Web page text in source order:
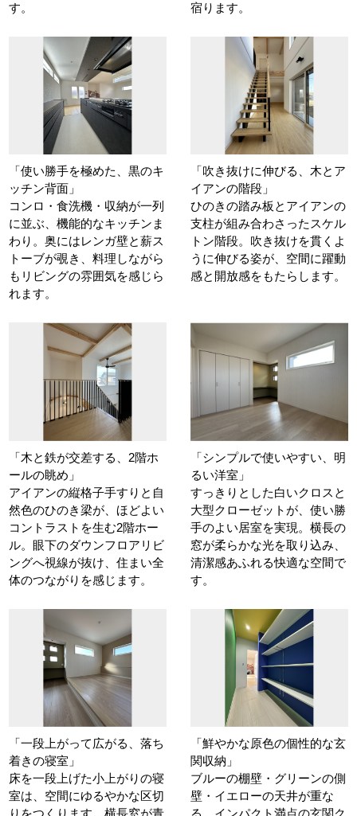
す。 宿ります。
「使い勝手を極めた、黒のキ
ッチン背面」
コンロ・食洗機・収納が一列
に並ぶ、機能的なキッチンま
わり。奥にはレンガ壁と薪ス
トーブが覗き、料理しながら
もリビングの雰囲気を感じら
れます。
「吹き抜けに伸びる、木とア
イアンの階段」
ひのきの踏み板とアイアンの
支柱が組み合わさったスケル
トン階段。吹き抜けを貫くよ
うに伸びる姿が、空間に躍動
感と開放感をもたらします。
「木と鉄が交差する、2階ホ
ールの眺め」
アイアンの縦格子手すりと自
然色のひのき梁が、ほどよい
コントラストを生む2階ホー
ル。眼下のダウンフロアリビ
ングへ視線が抜け、住まい全
体のつながりを感じます。
「シンプルで使いやすい、明
るい洋室」
すっきりとした白いクロスと
大型クローゼットが、使い勝
手のよい居室を実現。横長の
窓が柔らかな光を取り込み、
清潔感あふれる快適な空間で
す。
「一段上がって広がる、落ち
着きの寝室」
床を一段上げた小上がりの寝
室は、空間にゆるやかな区切
「鮮やかな原色の個性的な玄
関収納」
ブルーの棚壁・グリーンの側
壁・イエローの天井が重な